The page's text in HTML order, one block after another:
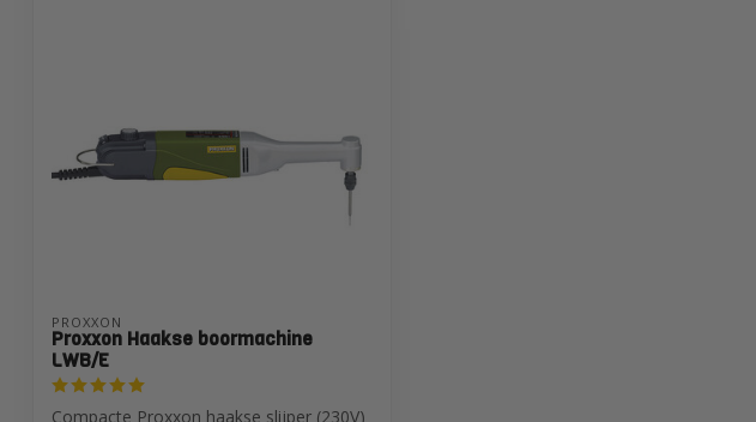
PROXXON
Proxxon Haakse boormachine
LWB/E
Compacte Proxxon haakse slijper (230V)